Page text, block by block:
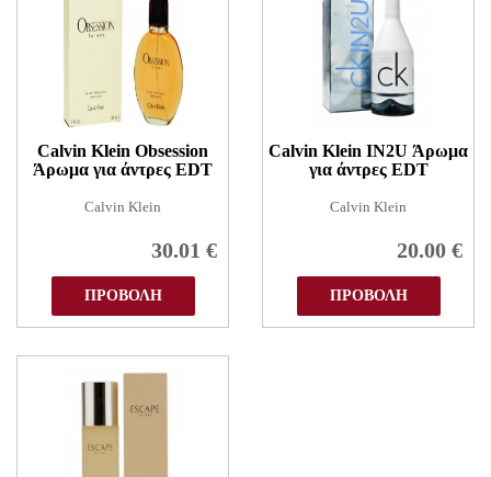
Calvin Klein Obsession
Άρωμα για άντρες EDT
Calvin Klein
30.01 €
ΠΡΟΒΟΛΗ
Calvin Klein IN2U Άρωμα
για άντρες EDT
Calvin Klein
20.00 €
ΠΡΟΒΟΛΗ